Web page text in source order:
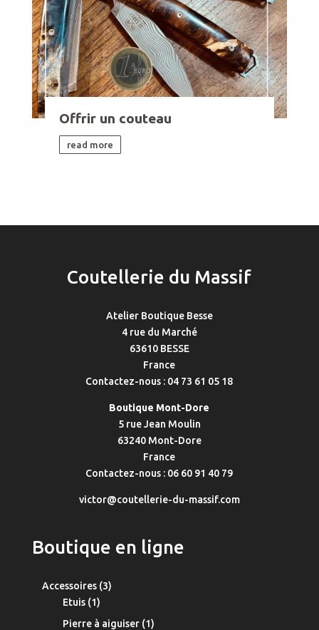
Offrir un couteau
read more
Coutellerie du Massif
Atelier Boutique Besse
4 rue du Marché
63610 BESSE
France
Contactez-nous : 04 73 61 05 18
Boutique Mont-Dore
5 rue Jean Moulin
63240 Mont-Dore
France
Contactez-nous : 06 60 91 40 79
victor@coutellerie-du-massif.com
Boutique en ligne
Accessoires 33
Etuis 11
produit
Pierre à aiguiser 11